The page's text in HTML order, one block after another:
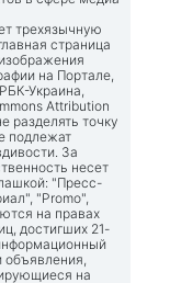
трехязычную
страница
на Портале,
Украина,
Attribution
разделять точку
подлежат
За
несет
"Пресс-
"Promo",
на правах
достигших 21-
объявления,
на